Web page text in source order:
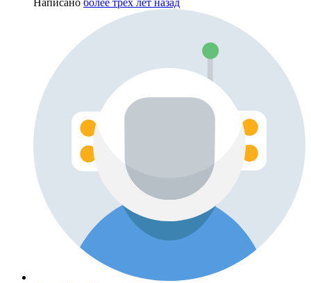
Написано более трёх лет назад